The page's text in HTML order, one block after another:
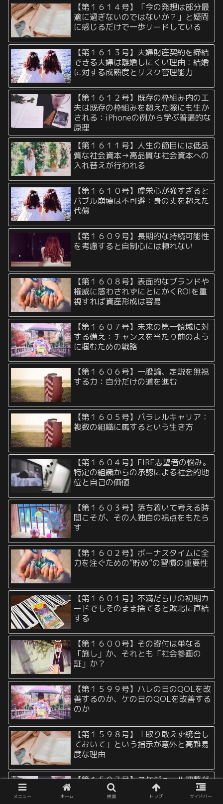
【第１６１４号】「今の発想は部分最
適に過ぎないのではないか？」と疑問
に感じるだけで一歩リードしている
【第１６１３号】夫婦財産契約を締結
できる夫婦は離婚しにくい理由：結婚
に対する成熟度とリスク管理能力
【第１６１２号】既存の枠組み内の工
夫は既存の枠組みを超えた際にも生か
される：iPhoneの例から学ぶ普遍的な
原理
【第１６１１号】人生の節目には低品
質な社会資本→高品質な社会資本への
入れ替えが行われる
【第１６１０号】虚栄心が強すぎると
バブル崩壊は不可避：身の丈を超えた
代償
【第１６０９号】長期的な持続可能性
を考慮すると自制心には頼れない
【第１６０８号】表面的なブランドや
権威に惑わされずにとにかくROIを重
視すれば資産形成は容易
【第１６０７号】未来の第一領域に対
する備え：チャンスを当たり前のよう
に掴むための戦略
【第１６０６号】一般論、定説を無視
する力：自分だけの道を進む
【第１６０５号】パラレルキャリア：
複数の組織に属するという生き方
【第１６０４号】FIRE志望者の悩み。
特定の組織からの承認による社会的地
位と自己の価値
【第１６０３号】落ち着いて考える時
間こそが、その人独自の視点をもたら
す
【第１６０２号】ボーナスタイムに全
力を注ぐための”貯め”の習慣の重要性
【第１６０１号】不満だらけの初期カ
ードでもそのまま捨てると敗北に直結
する
【第１６００号】その寄付は単なる
「施し」か、それとも「社会参画の
証」か？
【第１５９９号】ハレの日のQOLを改
善するのか、ケの日のQOLを改善する
のか
【第１５９８号】「取り敢えず統合し
ておいて」という指示が意外と高難易
度な理由
【第１５９７号】スケジュール調整が
上手い人、下手な人
メニュー ホーム 検索 トップ サイドバー